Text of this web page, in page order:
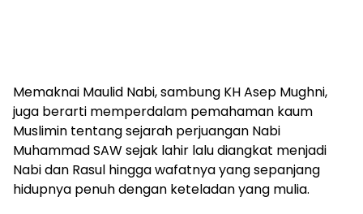
Memaknai Maulid Nabi, sambung KH Asep Mughni,
juga berarti memperdalam pemahaman kaum
Muslimin tentang sejarah perjuangan Nabi
Muhammad SAW sejak lahir lalu diangkat menjadi
Nabi dan Rasul hingga wafatnya yang sepanjang
hidupnya penuh dengan keteladan yang mulia.